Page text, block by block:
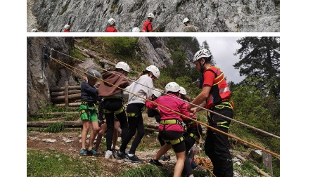
Sauvetage aérien